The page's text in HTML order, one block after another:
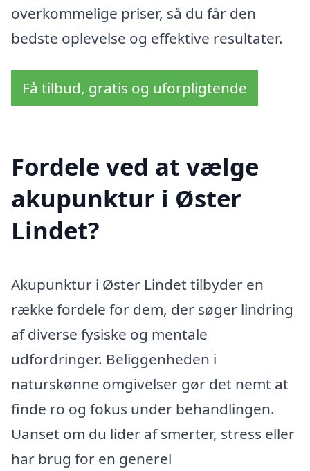
overkommelige priser, så du får den
bedste oplevelse og effektive resultater.
Få tilbud, gratis og uforpligtende
Fordele ved at vælge
akupunktur i Øster
Lindet?
Akupunktur i Øster Lindet tilbyder en
række fordele for dem, der søger lindring
af diverse fysiske og mentale
udfordringer. Beliggenheden i
naturskønne omgivelser gør det nemt at
finde ro og fokus under behandlingen.
Uanset om du lider af smerter, stress eller
har brug for en generel